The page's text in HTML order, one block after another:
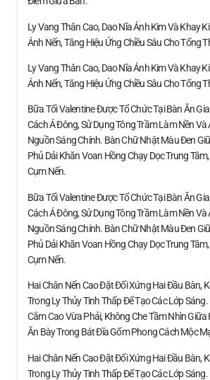
Ly Vang Thân Cao, Dao Nĩa Ánh Kim Và Khay
Ánh Nến, Tăng Hiệu Ứng Chiều Sâu Cho Tổng
Ly Vang Thân Cao, Dao Nĩa Ánh Kim Và Khay
Ánh Nến, Tăng Hiệu Ứng Chiều Sâu Cho Tổng
Bữa Tối Valentine Được Tổ Chức Tại Bàn Ăn
Cách Á Đông, Sử Dụng Tông Trầm Làm Nền Và
Nguồn Sáng Chính. Bàn Chữ Nhật Màu Đen
Phủ Dải Khăn Voan Hồng Chạy Dọc Trung
Cụm Nến.
Bữa Tối Valentine Được Tổ Chức Tại Bàn Ăn
Cách Á Đông, Sử Dụng Tông Trầm Làm Nền Và
Nguồn Sáng Chính. Bàn Chữ Nhật Màu Đen
Phủ Dải Khăn Voan Hồng Chạy Dọc Trung
Cụm Nến.
Hai Chân Nến Cao Đặt Đối Xứng Hai Đầu Bàn,
Trong Ly Thủy Tinh Thấp Để Tạo Các Lớp
Cắm Cao Vừa Phải, Không Che Tầm Nhìn Giữa
Ăn Bày Trong Bát Đĩa Gốm Phong Cách Mộc
Hai Chân Nến Cao Đặt Đối Xứng Hai Đầu Bàn,
Trong Ly Thủy Tinh Thấp Để Tạo Các Lớp